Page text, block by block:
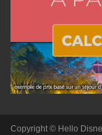
Copyright © Hello